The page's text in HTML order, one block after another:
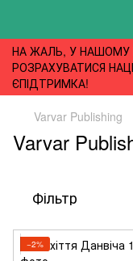
НА ЖАЛЬ, У НАШОМУ
РОЗРАХУВАТИСЯ
ЄПІДТРИМКА!
Varvar Publishing
Varvar
Фільтр
−2%